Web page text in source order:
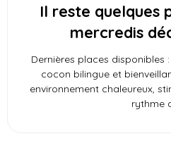
Il reste quelques
mercredis
Dernières places disponibles
cocon bilingue et
environnement chaleureux,
rythme